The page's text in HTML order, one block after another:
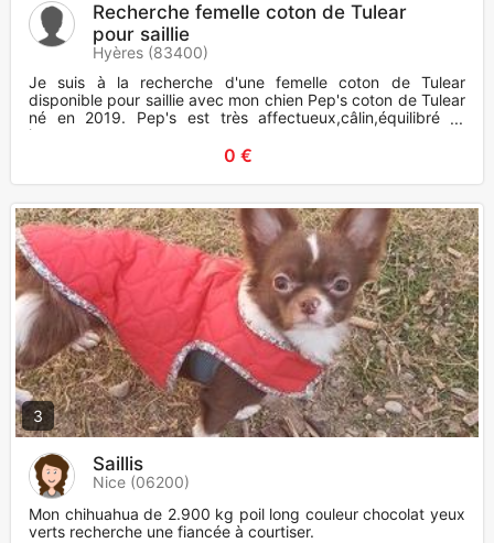
Recherche femelle coton de Tulear
pour saillie
Hyères (83400)
Je suis à la recherche d'une femelle coton de Tulear
disponible pour saillie avec mon chien Pep's coton de Tulear
né en 2019. Pep's est très affectueux,câlin,équilibré et
joueur.
0 €
3
Saillis
Nice (06200)
Mon chihuahua de 2.900 kg poil long couleur chocolat yeux
verts recherche une fiancée à courtiser.